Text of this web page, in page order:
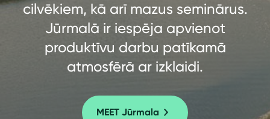
cilvēkiem, kā arī mazus seminārus.
Jūrmalā ir iespēja apvienot
produktīvu darbu patīkamā
atmosfērā ar izklaidi.
MEET Jūrmala